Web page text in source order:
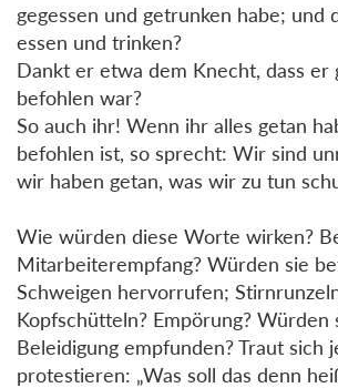
gegessen und getrunken habe; und
essen und trinken?
Dankt er etwa dem Knecht, dass er
befohlen war?
So auch ihr! Wenn ihr alles getan
befohlen ist, so sprecht: Wir sind
wir haben getan, was wir zu tun
Wie würden diese Worte wirken?
Mitarbeiterempfang? Würden sie
Schweigen hervorrufen;
Kopfschütteln? Empörung? Würden
Beleidigung empfunden? Traut sich
protestieren: „Was soll das denn